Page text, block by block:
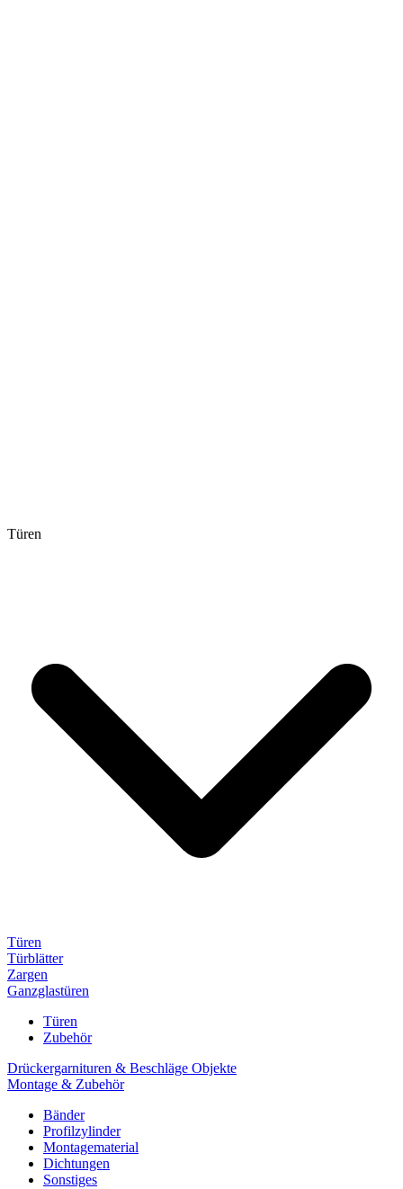
Türen
Türen
Türblätter
Zargen
Ganzglastüren
Türen
Zubehör
Drückergarnituren & Beschläge Objekte
Montage & Zubehör
Bänder
Profilzylinder
Montagematerial
Dichtungen
Sonstiges